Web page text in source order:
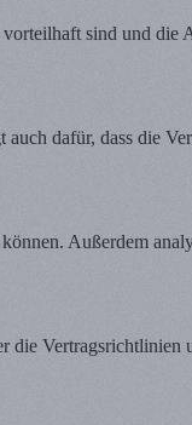
sind und die
dafür, dass die
Außerdem
die Vertragsrichtlinien